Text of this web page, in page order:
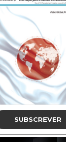
SUBSCREVER